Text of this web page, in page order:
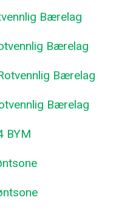
Bærelag
Bærelag
Bærelag
Bærelag
BYM